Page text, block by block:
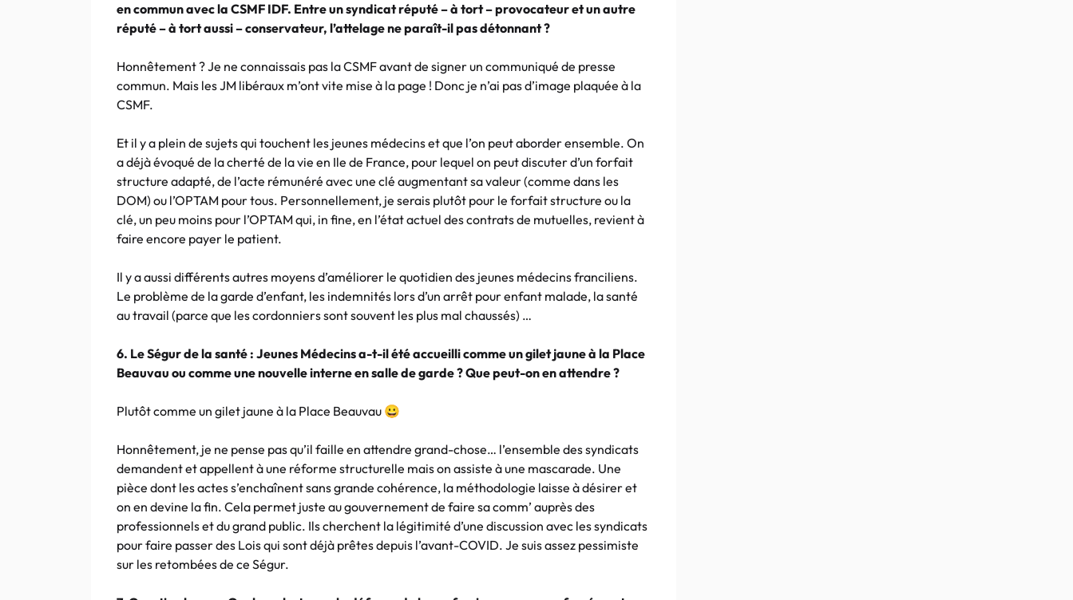
en commun avec la CSMF IDF. Entre un syndicat réputé – à tort – provocateur et un autre
réputé – à tort aussi – conservateur, l’attelage ne paraît-il pas détonnant ?
Honnêtement ? Je ne connaissais pas la CSMF avant de signer un communiqué de presse
commun. Mais les JM libéraux m’ont vite mise à la page ! Donc je n’ai pas d’image plaquée à la
CSMF.
Et il y a plein de sujets qui touchent les jeunes médecins et que l’on peut aborder ensemble. On
a déjà évoqué de la cherté de la vie en Ile de France, pour lequel on peut discuter d’un forfait
structure adapté, de l’acte rémunéré avec une clé augmentant sa valeur (comme dans les
DOM) ou l’OPTAM pour tous. Personnellement, je serais plutôt pour le forfait structure ou la
clé, un peu moins pour l’OPTAM qui, in fine, en l’état actuel des contrats de mutuelles, revient à
faire encore payer le patient.
Il y a aussi différents autres moyens d’améliorer le quotidien des jeunes médecins franciliens.
Le problème de la garde d’enfant, les indemnités lors d’un arrêt pour enfant malade, la santé
au travail (parce que les cordonniers sont souvent les plus mal chaussés) …
6. Le Ségur de la santé : Jeunes Médecins a-t-il été accueilli comme un gilet jaune à la Place
Beauvau ou comme une nouvelle interne en salle de garde ? Que peut-on en attendre ?
Plutôt comme un gilet jaune à la Place Beauvau 😀
Honnêtement, je ne pense pas qu’il faille en attendre grand-chose… l’ensemble des syndicats
demandent et appellent à une réforme structurelle mais on assiste à une mascarade. Une
pièce dont les actes s’enchaînent sans grande cohérence, la méthodologie laisse à désirer et
on en devine la fin. Cela permet juste au gouvernement de faire sa comm’ auprès des
professionnels et du grand public. Ils cherchent la légitimité d’une discussion avec les syndicats
pour faire passer des Lois qui sont déjà prêtes depuis l’avant-COVID. Je suis assez pessimiste
sur les retombées de ce Ségur.